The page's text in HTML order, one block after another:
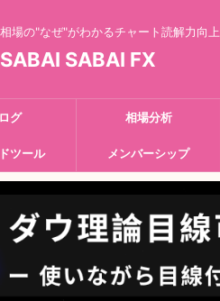
相場の"なぜ"がわかるチャート読解力向
SABAI SABAI FX
グ 相場分析
ツール メンバーシップ